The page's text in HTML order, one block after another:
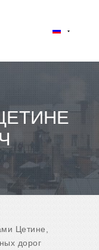
Цетине,
дорог